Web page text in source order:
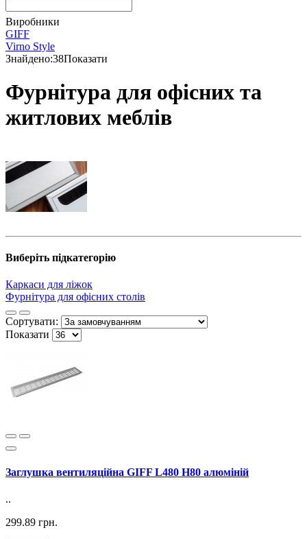
Виробники
GIFF
Virno Style
Знайдено:38Показати
Фурнітура для офісних та
житлових меблів
Виберіть підкатегорію
Каркаси для ліжок
Фурнітура для офісних столів
Сортувати:
Показати
Заглушка вентиляційна GIFF L480 H80 алюміній
..
299.89 грн.